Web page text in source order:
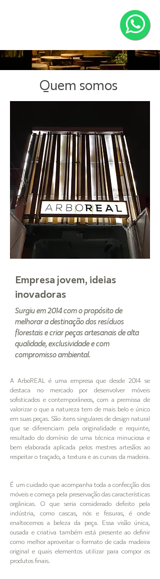
Quem somos
Empresa jovem, ideias
inovadoras
Surgiu em 2014 com o propósito de
melhorar a destinação dos resíduos
florestais e criar peças artesanais de alta
qualidade, exclusividade e com
compromisso ambiental.
A ArboREAL é uma empresa que desde 2014 se
destaca no mercado por desenvolver móveis
sofisticados e contemporâneos, com a premissa de
valorizar o que a natureza tem de mais belo e único
em suas peças. São itens singulares de design natural
que se diferenciam pela originalidade e requinte,
resultado do domínio de uma técnica minuciosa e
bem elaborada aplicada pelos mestres artesãos ao
respeitar o traçado, a textura e as curvas da madeira.
É um cuidado que acompanha toda a confecção dos
móveis e começa pela preservação das características
orgânicas. O que seria considerado defeito pela
indústria, como cascas, nós e fissuras, é onde
enaltecemos a beleza da peça. Essa visão única,
ousada e criativa também está presente ao definir
como melhor aproveitar o formato de cada madeira
original e quais elementos utilizar para compor os
produtos finais.